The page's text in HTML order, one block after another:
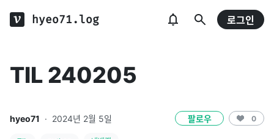
hyeo71.log 로그인
TIL 240205
hyeo71 · 2024년 2월 5일 팔로우 0